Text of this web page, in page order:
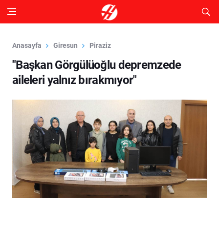
Anasayfa Giresun Piraziz
"Başkan Görgülüoğlu depremzede
aileleri yalnız bırakmıyor"